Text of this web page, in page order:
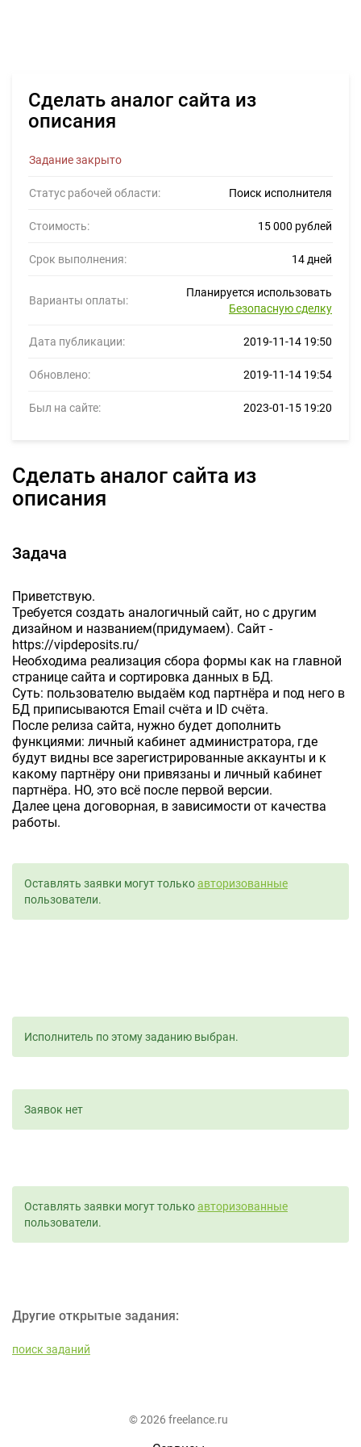
Сделать аналог сайта из
описания
Задание закрыто
Статус рабочей области: Поиск исполнителя
Стоимость: 15 000 рублей
Срок выполнения: 14 дней
Варианты оплаты:
Планируется использовать
Безопасную сделку
Дата публикации: 2019-11-14 19:50
Обновлено: 2019-11-14 19:54
Был на сайте: 2023-01-15 19:20
Сделать аналог сайта из
описания
Задача
Приветствую.
Требуется создать аналогичный сайт, но с другим
дизайном и названием(придумаем). Сайт -
https://vipdeposits.ru/
Необходима реализация сбора формы как на главной
странице сайта и сортировка данных в БД.
Суть: пользователю выдаём код партнёра и под него в
БД приписываются Email счёта и ID счёта.
После релиза сайта, нужно будет дополнить
функциями: личный кабинет администратора, где
будут видны все зарегистрированные аккаунты и к
какому партнёру они привязаны и личный кабинет
партнёра. НО, это всё после первой версии.
Далее цена договорная, в зависимости от качества
работы.
Оставлять заявки могут толькоавторизованные
пользователи.
Исполнитель по этому заданию выбран.
Заявок нет
Оставлять заявки могут толькоавторизованные
пользователи.
Другие открытые задания:
поиск заданий
© 2026 freelance.ru